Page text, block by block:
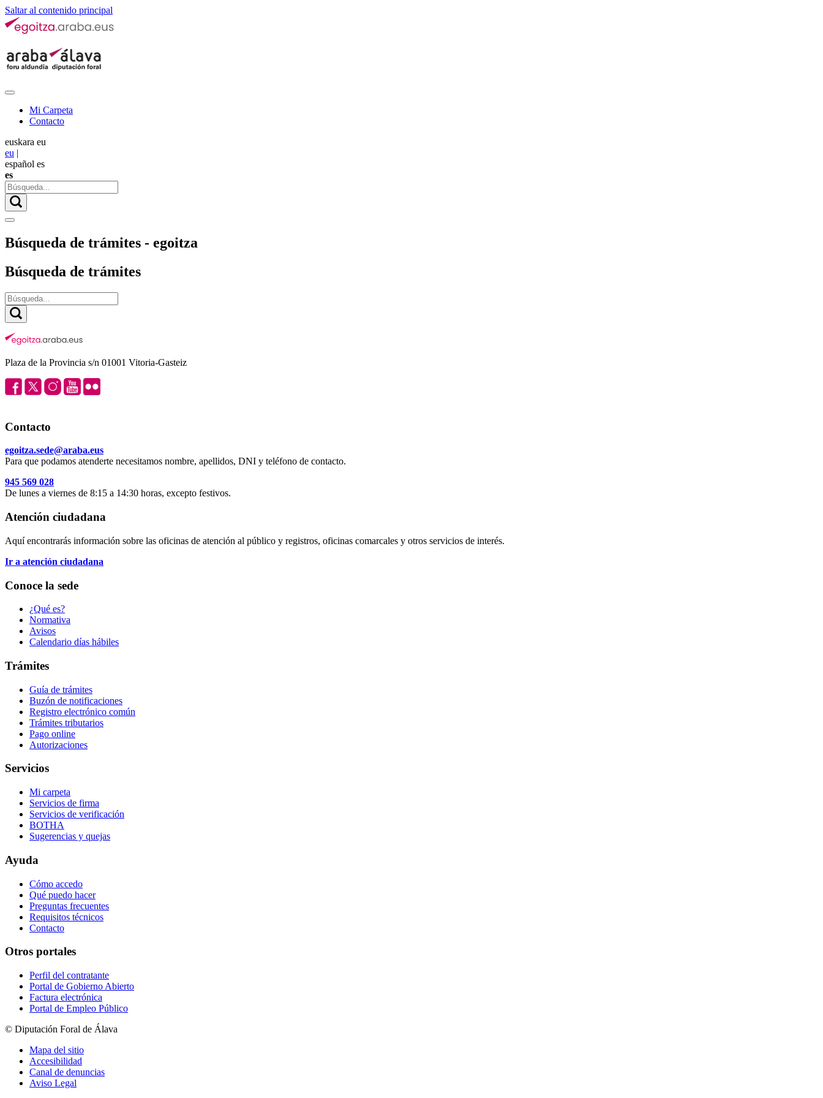
Saltar al contenido principal
Mi Carpeta
Contacto
euskara eu
eu |
español es
es
Búsqueda de trámites - egoitza
Búsqueda de trámites
Plaza de la Provincia s/n 01001 Vitoria-Gasteiz
Contacto
egoitza.sede@araba.eus
Para que podamos atenderte necesitamos nombre, apellidos, DNI y teléfono de contacto.
945 569 028
De lunes a viernes de 8:15 a 14:30 horas, excepto festivos.
Atención ciudadana
Aquí encontrarás información sobre las oficinas de atención al público y registros, oficinas comarcales y otros servicios de interés.
Ir a atención ciudadana
Conoce la sede
¿Qué es?
Normativa
Avisos
Calendario días hábiles
Trámites
Guía de trámites
Buzón de notificaciones
Registro electrónico común
Trámites tributarios
Pago online
Autorizaciones
Servicios
Mi carpeta
Servicios de firma
Servicios de verificación
BOTHA
Sugerencias y quejas
Ayuda
Cómo accedo
Qué puedo hacer
Preguntas frecuentes
Requisitos técnicos
Contacto
Otros portales
Perfil del contratante
Portal de Gobierno Abierto
Factura electrónica
Portal de Empleo Público
© Diputación Foral de Álava
Mapa del sitio
Accesibilidad
Canal de denuncias
Aviso Legal